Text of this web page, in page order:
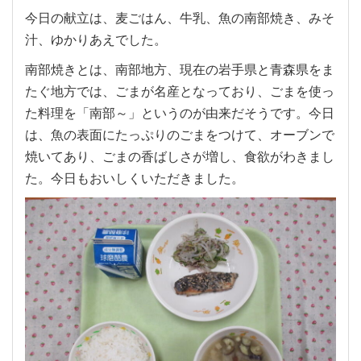
今日の献立は、麦ごはん、牛乳、魚の南部焼き、みそ
汁、ゆかりあえでした。
南部焼きとは、南部地方、現在の岩手県と青森県をま
たぐ地方では、ごまが名産となっており、ごまを使っ
た料理を「南部～」というのが由来だそうです。今日
は、魚の表面にたっぷりのごまをつけて、オーブンで
焼いてあり、ごまの香ばしさが増し、食欲がわきまし
た。今日もおいしくいただきました。